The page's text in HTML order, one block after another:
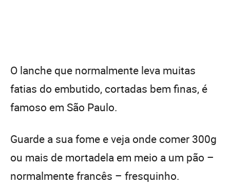
O lanche que normalmente leva muitas
fatias do embutido, cortadas bem finas, é
famoso em São Paulo.
Guarde a sua fome e veja onde comer 300g
ou mais de mortadela em meio a um pão –
normalmente francês – fresquinho.